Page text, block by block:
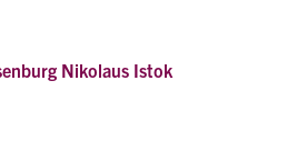
Nikolaus Istok